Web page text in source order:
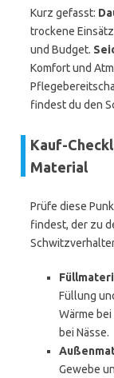
Kurz gefasst:
trockene
und Budget.
Komfort und
findest du den
Kauf-
Material
Prüfe diese
findest, der zu
Füllung
Wärme
bei Nässe.
Gewebe